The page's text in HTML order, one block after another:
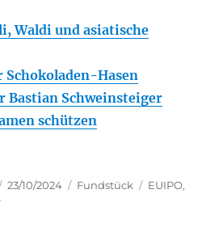
Waldi und asiatische
Hasen
Bastian Schweinsteiger
schützen
Posted
23/10/2024 Categories
Fundstück Tags
EUIPO,